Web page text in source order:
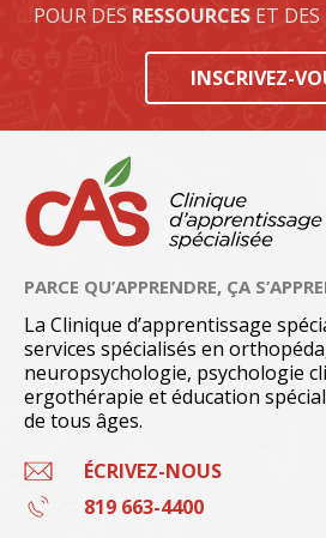
POUR DES RESSOURCESET DES
INSCRIVEZ-
PARCE QU’APPRENDRE, ÇA
La Clinique d’apprentissage
services spécialisés en
neuropsychologie, psychologie
ergothérapie et éducation
de tous âges.
ÉCRIVEZ-NOUS
819 663-4400